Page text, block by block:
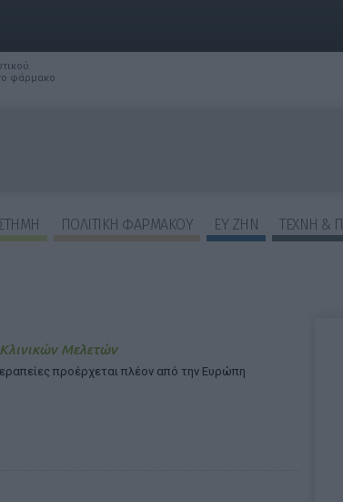
φάρμακο
ΠΟΛΙΤΙΚΗ ΦΑΡΜΑΚΟΥ ΕΥ ΖΗΝ
ΤΕΧΝΗ &
Μελετών
προέρχεται πλέον από την Ευρώπη